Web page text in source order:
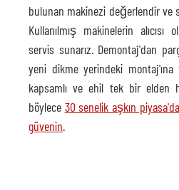
bulunan makinezi değerlendir ve
Kullanılmış makinelerin
servis sunarız. Demontaj'dan
yeni dikme yerindeki
kapsamlı ve ehil tek bir elden
böylece 30 senelik aşkın
güvenin.